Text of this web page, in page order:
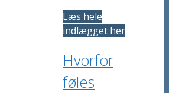
Læs hele
indlægget her
Hvorfor
føles